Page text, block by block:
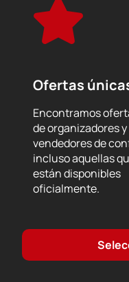
Permítase disfrutar
las obras maestras
musicAeterna bajo
sonido.
Ofertas
Encontramos
de organizadores y
vendedores de
incluso aquellas
están disponibles
oficialmente.